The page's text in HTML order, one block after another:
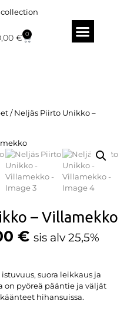
€ 0
/ Neljäs Piirto Unikko –
– Villamekko
€ sis alv 25,5%
suora leikkaus ja
on pyöreä pääntie ja väljät
hihansuissa.